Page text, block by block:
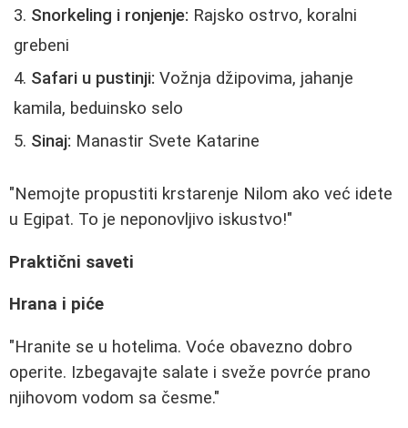
Snorkeling i ronjenje: Rajsko ostrvo, koralni
grebeni
Safari u pustinji: Vožnja džipovima, jahanje
kamila, beduinsko selo
Sinaj: Manastir Svete Katarine
"Nemojte propustiti krstarenje Nilom ako već idete
u Egipat. To je neponovljivo iskustvo!"
Praktični saveti
Hrana i piće
"Hranite se u hotelima. Voće obavezno dobro
operite. Izbegavajte salate i sveže povrće prano
njihovom vodom sa česme."